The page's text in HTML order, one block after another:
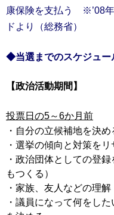
康保険を支払う ※’08
ドより（総務省）
◆当選までのスケジュー
【政治活動期間】
投票日の5～6か月前
・自分の立候補地を決め
・選挙の傾向と対策をリ
・政治団体としての登
もつくる）
・家族、友人などの理
・議員になって何をし